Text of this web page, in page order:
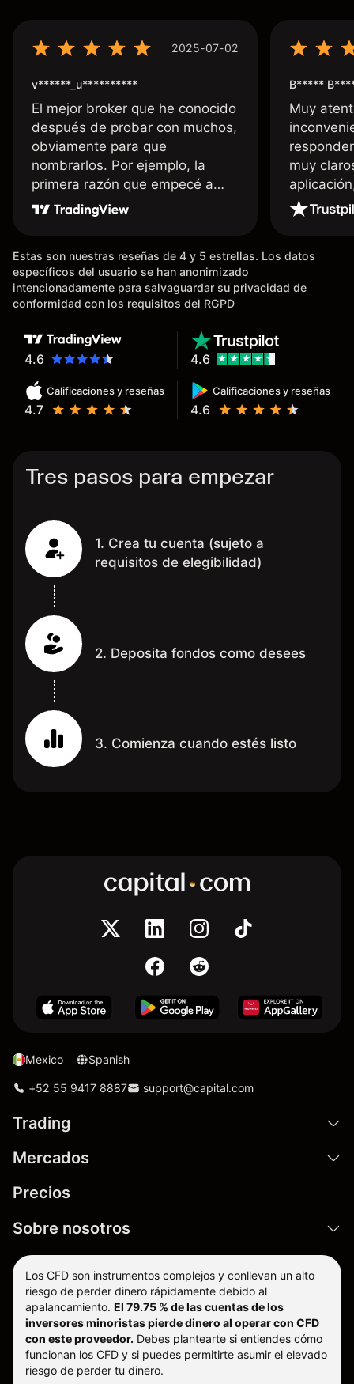
2025-07-02
v******_u**********
El mejor broker que he conocido
después de probar con muchos,
obviamente para que
nombrarlos. Por ejemplo, la
primera razón que empecé a
usar Capital fue la llegada de mi
dinero de inmediato a mi cuenta
existentes en el mercado que
tardan días o tienen mucha
burocracia; y la segunda razón,
hecho de operar en un mercado
determinado, debido a los
spread y al volumen existente.
Mientras más activo seas, más
dinero te reembolsa. Muchas
B*****
Muy
muy
Estas son nuestras reseñas de 4 y 5 estrellas. Los datos
específicos del usuario se han anonimizado
intencionadamente para salvaguardar su privacidad de
conformidad con los requisitos del RGPD
4.6
Calificaciones y reseñas
4.7
Calificaciones y reseñas
4.6
4.6
Tres pasos para empezar
1. Crea tu cuenta (sujeto a
requisitos de elegibilidad)
2. Deposita fondos como desees
3. Comienza cuando estés listo
Mexico Spanish
+52 55 9417 8887 support@capital.com
Trading
Mercados
Precios
Sobre nosotros
Los CFD son instrumentos complejos y conllevan un alto
riesgo de perder dinero rápidamente debido al
apalancamiento. El 79.75 % de las cuentas de los
inversores minoristas pierde dinero al operar con CFD
con este proveedor. Debes plantearte si entiendes cómo
funcionan los CFD y si puedes permitirte asumir el elevado
riesgo de perder tu dinero.